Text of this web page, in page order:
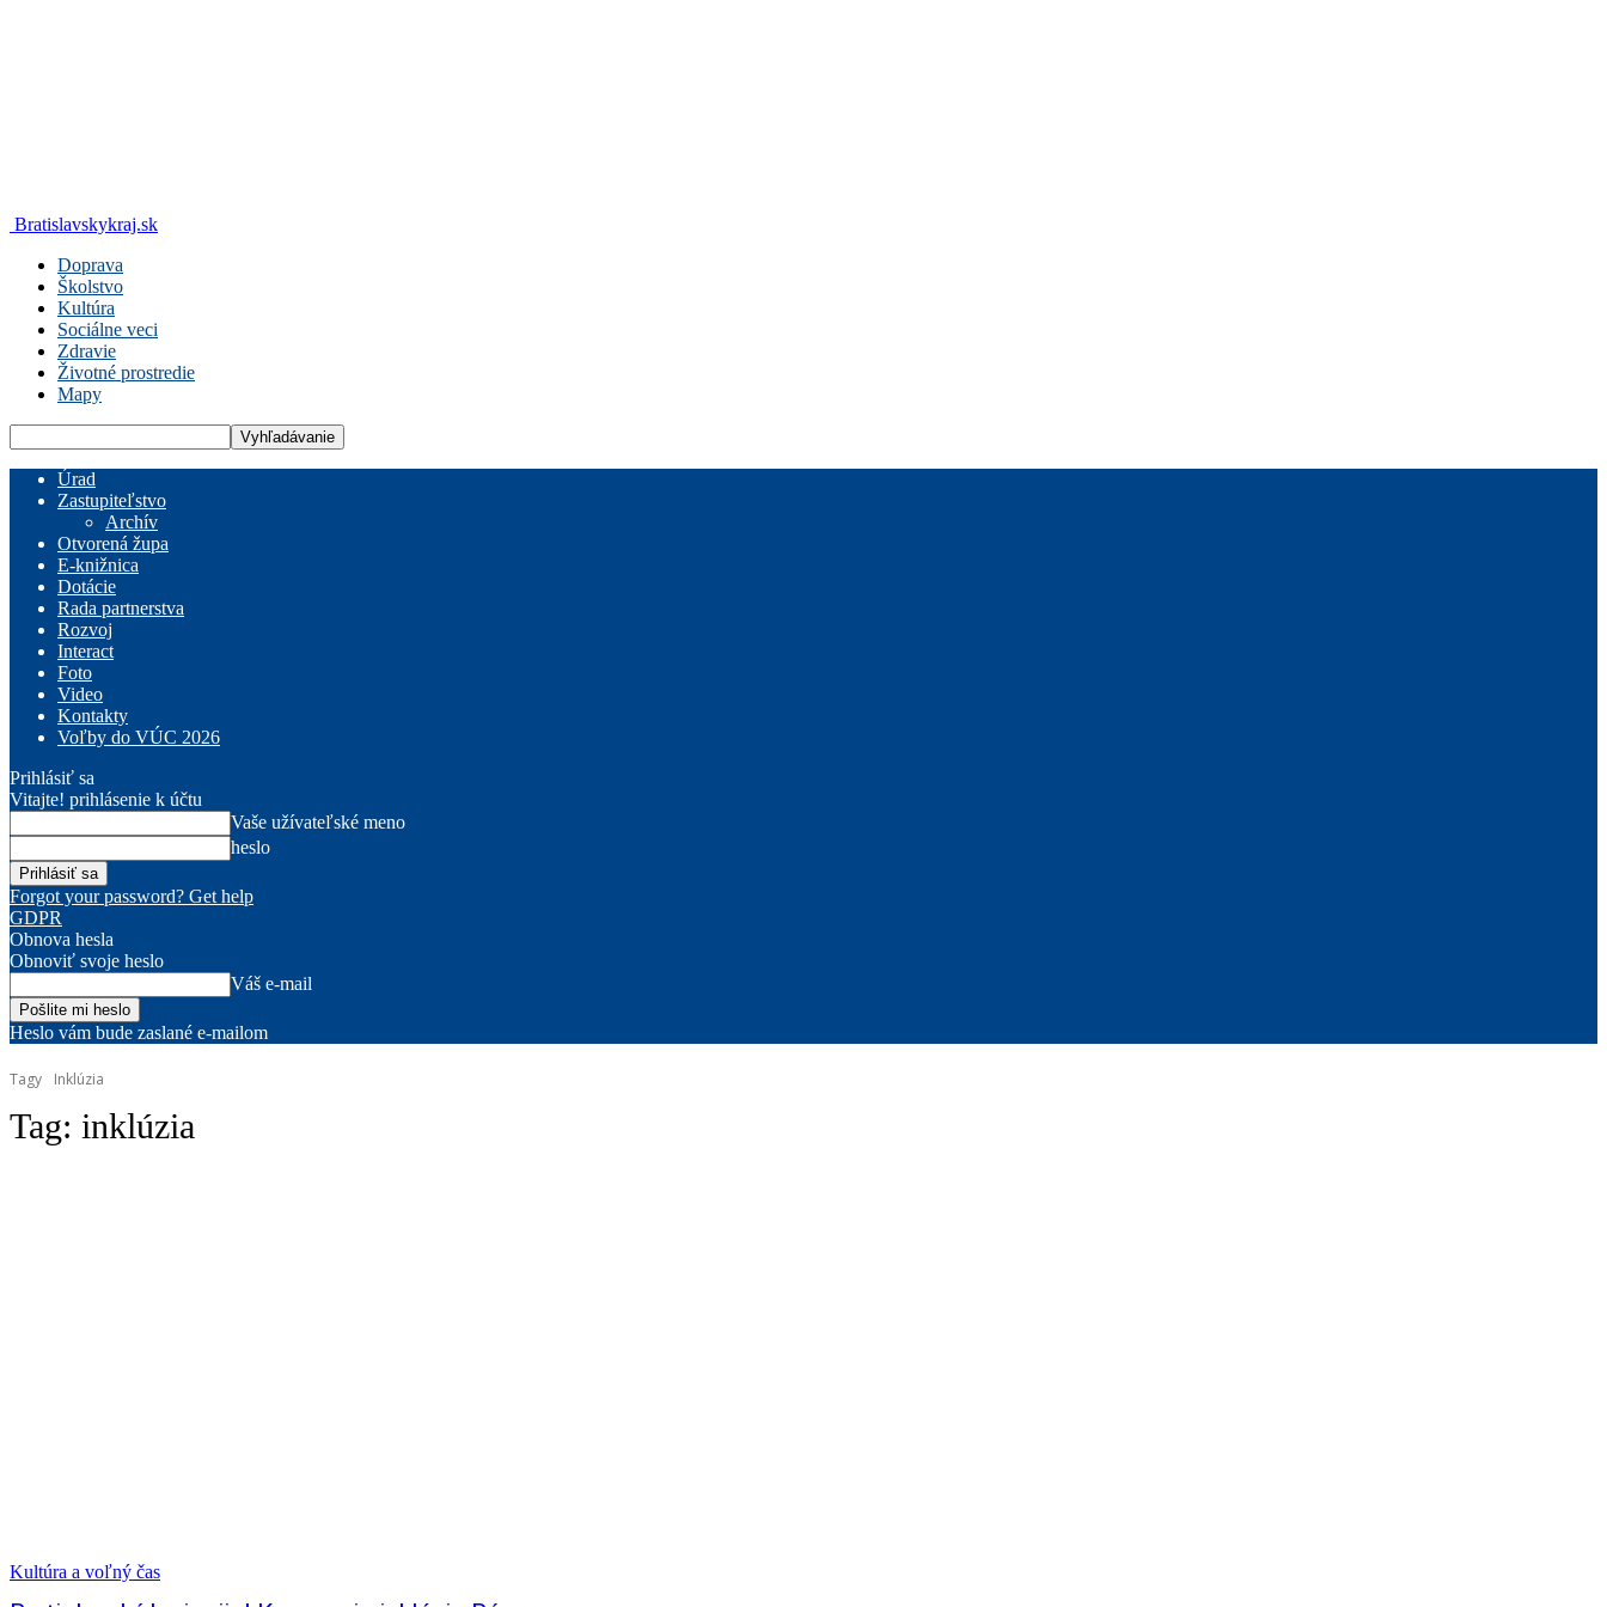
Bratislavskykraj.sk
Doprava
Školstvo
Kultúra
Sociálne veci
Zdravie
Životné prostredie
Mapy
Úrad
Zastupiteľstvo
Archív
Otvorená župa
E-knižnica
Dotácie
Rada partnerstva
Rozvoj
Interact
Foto
Video
Kontakty
Voľby do VÚC 2026
Prihlásiť sa
Vitajte! prihlásenie k účtu
Vaše užívateľské meno
heslo
Forgot your password? Get help
GDPR
Obnova hesla
Obnoviť svoje heslo
Váš e-mail
Heslo vám bude zaslané e-mailom
Tagy Inklúzia
Tag: inklúzia
Kultúra a voľný čas